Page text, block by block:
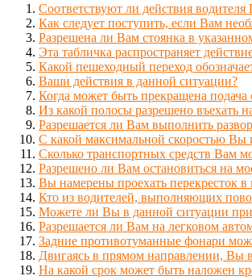
Соответствуют ли действия
Как следует поступить, если Вам
Разрешена ли Вам стоянка в
Эта табличка распространяет
Какой пешеходный переход
Ваши действия в данной ситуации?
Когда может быть прекращена подача
Из какой полосы разрешено въехать
Разрешается ли Вам выполнить
С какой максимальной скоростью Вы
Сколько транспортных средств Вам
Разрешено ли Вам остановиться на
Вы намерены проехать перекресток
Кто из водителей, выполняющих
Можете ли Вы в данной ситуации
Разрешается ли Вам на легковом
Задние противотуманные фонари
Двигаясь в прямом направлении, Вы
На какой срок может быть наложен